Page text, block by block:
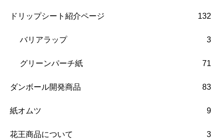
ドリップシート紹介ページ 132
バリアラップ 3
グリーンパーチ紙 71
ダンボール開発商品 83
紙オムツ 9
花王商品について 3